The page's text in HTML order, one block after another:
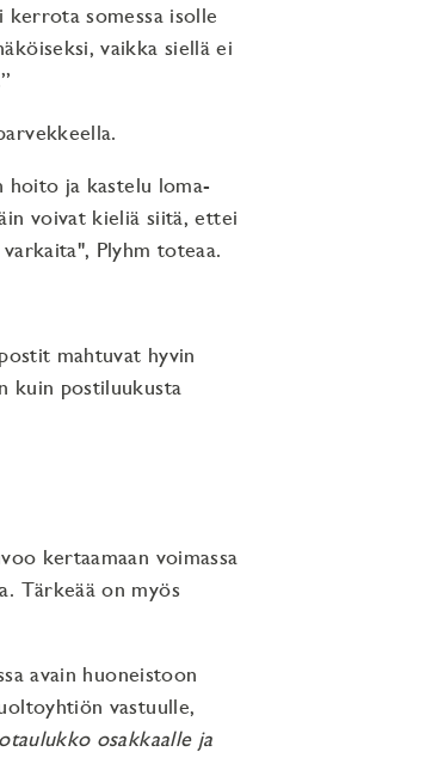
kerrota somessa isolle
vaikka siellä ei
hoito ja kastelu loma-
voivat kieliä siitä, ettei
Plyhm toteaa.
mahtuvat hyvin
kuin postiluukusta
kertaamaan voimassa
Tärkeää on myös
avain huoneistoon
vastuulle,
osakkaalle ja